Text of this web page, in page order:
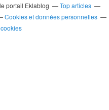
portail Eklablog
Top articles
Cookies et données personnelles